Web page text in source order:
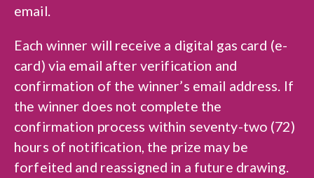
email.
Each winner will receive a digital gas card (e-
card) via email after verification and
confirmation of the winner’s email address. If
the winner does not complete the
confirmation process within seventy-two (72)
hours of notification, the prize may be
forfeited and reassigned in a future drawing.